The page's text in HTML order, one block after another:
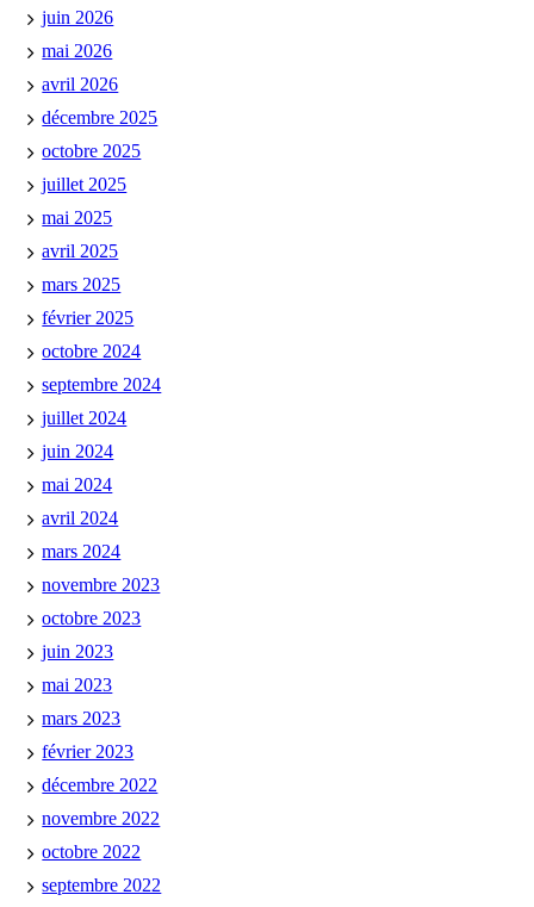
juin 2026
mai 2026
avril 2026
décembre 2025
octobre 2025
juillet 2025
mai 2025
avril 2025
mars 2025
février 2025
octobre 2024
septembre 2024
juillet 2024
juin 2024
mai 2024
avril 2024
mars 2024
novembre 2023
octobre 2023
juin 2023
mai 2023
mars 2023
février 2023
décembre 2022
novembre 2022
octobre 2022
septembre 2022